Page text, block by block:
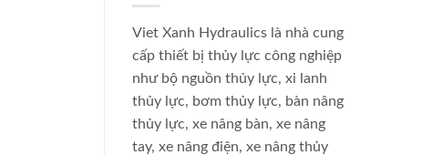
Viet Xanh Hydraulics là nhà cung
cấp thiết bị thủy lực công nghiệp
như bộ nguồn thủy lực, xi lanh
thủy lực, bơm thủy lực, bàn nâng
thủy lực, xe nâng bàn, xe nâng
tay, xe nâng điện, xe nâng thủy